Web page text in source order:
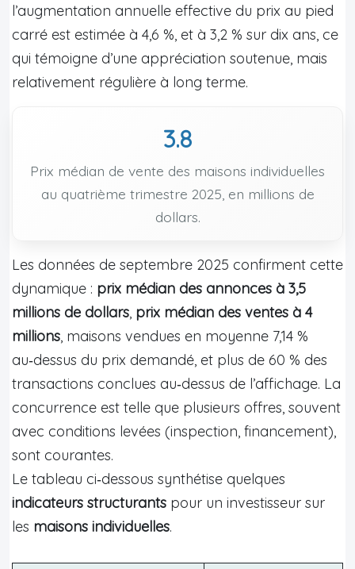
l’augmentation annuelle effective du prix au pied
carré est estimée à 4,6 %, et à 3,2 % sur dix ans, ce
qui témoigne d’une appréciation soutenue, mais
relativement régulière à long terme.
3.8
Prix médian de vente des maisons individuelles
au quatrième trimestre 2025, en millions de
dollars.
Les données de septembre 2025 confirment cette
dynamique : prix médian des annonces à 3,5
millions de dollars, prix médian des ventes à 4
millions, maisons vendues en moyenne 7,14 %
au‑dessus du prix demandé, et plus de 60 % des
transactions conclues au‑dessus de l’affichage. La
concurrence est telle que plusieurs offres, souvent
avec conditions levées (inspection, financement),
sont courantes.
Le tableau ci‑dessous synthétise quelques
indicateurs structurants pour un investisseur sur
les maisons individuelles.